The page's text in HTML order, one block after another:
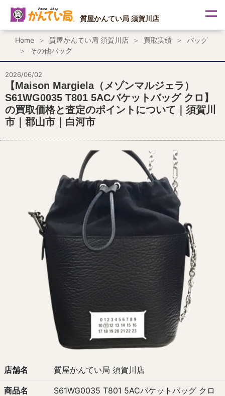
ス
プ
質屋かんてい局 須賀川店
Home 質屋かんてい局 須賀川店 買取実績
バッグ
その他バッグ
2026/06/02
【Maison Margiela（メゾンマルジェラ）
S61WG0035 T801 5ACバケットバッグ クロ】
の買取価格と査定のポイントについて｜須賀川
市｜郡山市｜白河市
店舗名 質屋かんてい局 須賀川店
商品名 S61WG0035 T801 5ACバケットバッグ クロ